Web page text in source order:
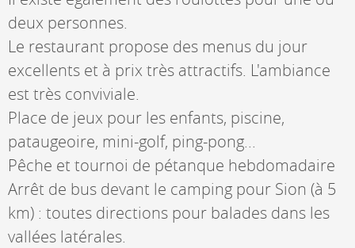
deux personnes.
Le restaurant propose des menus du jour
excellents et à prix très attractifs. L'ambiance
est très conviviale.
Place de jeux pour les enfants, piscine,
pataugeoire, mini-golf, ping-pong...
Pêche et tournoi de pétanque hebdomadaire
Arrêt de bus devant le camping pour Sion (à 5
km) : toutes directions pour balades dans les
vallées latérales.